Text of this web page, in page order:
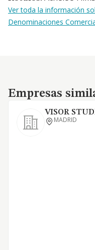
Ver toda la información
Denominaciones
Empresas similares
Empresas
VISOR
MADRID